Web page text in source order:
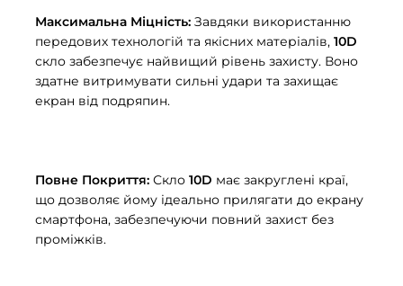
Максимальна Міцність: Завдяки використанню
передових технологій та якісних матеріалів, 10D
скло забезпечує найвищий рівень захисту. Воно
здатне витримувати сильні удари та захищає
екран від подряпин.
Повне Покриття: Скло 10D має закруглені краї,
що дозволяє йому ідеально прилягати до екрану
смартфона, забезпечуючи повний захист без
проміжків.